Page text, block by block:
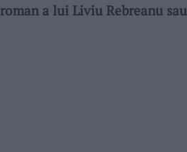
roman a lui Liviu Rebreanu